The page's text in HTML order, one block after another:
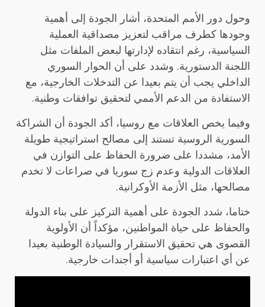
وحول دور الأمم المتحدة، أشار الجودة إلى أهمية
وجودها كطرف مراقب لتعزيز مصداقية العملية
السياسية، رغم انتقاده لإدارتها لبعض الملفات مثل
اللجنة الدستورية. وشدد على أن الحوار السوري
الداخلي يجب أن يتم بعيدا عن التدخلات الخارجية، مع
الاستفادة من الدعم الأممي لتحقيق توافقات وطنية.
وفيما يخص العلاقات مع روسيا، أكد الجودة أن الشراكة
السورية الروسية تستند إلى مصالح استراتيجية طويلة
الأمد، مشددا على ضرورة الحفاظ على التوازن في
العلاقات الدولية وعدم زج سوريا في صراعات لا تخدم
مصالحها، مثل الأزمة الأوكرانية.
ختاما، شدد الجودة على أهمية التركيز على بناء الدولة
والحفاظ على حياة المواطنين، مؤكداً أن الأولوية
القصوى هي تحقيق الاستقرار والسيادة الوطنية بعيدا
عن أي اعتبارات سياسية أو أجندات خارجية.